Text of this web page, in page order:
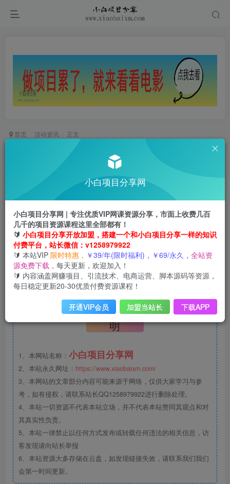
首页 活动资讯 正文
哔哩哔哩投稿视频领1～8元红包
0 709 50
3月19日置顶新一期
哔哩哔哩APP->我的->限时福利->限时任务->根据页面提示
完成任务->领取红包提現秒到
文章版权声
明
1、本网站名称： 小白项目分享网
2、本站永久网址： https://www.xiaobaixm.com/
3、本网站的文章部分内容可能来源于网络，仅供大家学习与参
考，如有侵权，请联系站长QQ1258979922进行删除处理。
4、本站一切资源不代表本站立场，并不代表本站赞同其观点和对
其真实性负责。
5、本站一律禁止以任何方式发布或转载任何违法的相关信息，访
客发现请向站长举报
6、本站资源大多存储在云盘，如发现链接失效，请联系我们我们
会第一时间更新。
小白项目分享网
小白项目分享网 | 专注优质VIP网课资源分享，市面上收费几百
几千的项目资源课程这里全部都有！
🔰 小白项目分享开放加盟，搭建一个和小白项目分享一样的知识
付费平台，站长微信：v1258979922
🔰 本站VIP 限时特惠， ￥39/年(限时福利)，￥69/永久， 全站资
源免费下载， 每天更新，欢迎加入！
🔰 内容涵盖网赚项目、引流技术、电商运营、脚本源码等资源，
每日稳定更新20-30优质付费资源课程！
开通VIP会员 加盟当站长 下载APP